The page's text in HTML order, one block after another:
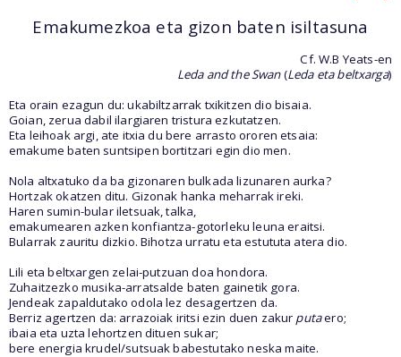
Emakumezkoa eta gizon baten isiltasuna
Cf. W.B Yeats-en
Leda and the Swan(Leda eta beltxarga)
Eta orain ezagun du: ukabiltzarrak txikitzen dio bisaia.
Goian, zerua dabil ilargiaren tristura ezkutatzen.
Eta leihoak argi, ate itxia du bere arrasto ororen etsaia:
emakume baten suntsipen bortitzari egin dio men.
Nola altxatuko da ba gizonaren bulkada lizunaren aurka?
Hortzak okatzen ditu. Gizonak hanka meharrak ireki.
Haren sumin-bular iletsuak, talka,
emakumearen azken konfiantza-gotorleku leuna eraitsi.
Bularrak zauritu dizkio. Bihotza urratu eta estututa atera dio.
Lili eta beltxargen zelai-putzuan doa hondora.
Zuhaitzezko musika-arratsalde baten gainetik gora.
Jendeak zapaldutako odola lez desagertzen da.
Berriz agertzen da: arrazoiak iritsi ezin duen zakur putaero;
ibaia eta uzta lehortzen dituen sukar;
bere energia krudel/sutsuak babestutako neska maite.